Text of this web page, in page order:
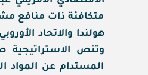
متكافئة ذات منافع
هولندا والاتحاد
وتنص الاستراتيجية
المستدام عن المواد